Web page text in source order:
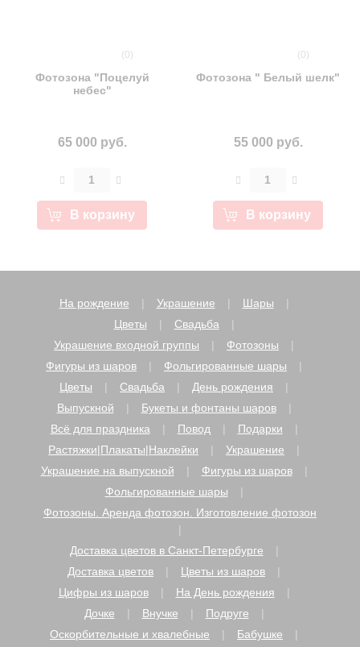
(0)
Фотозона "Поцелуй
небес"
65 000 руб.
В корзину
(0)
Фотозона " Белый шелк"
55 000 руб.
В корзину
На рождение Украшение
Шары
Цветы
Свадьба
Украшение входной группы
Фотозоны
Фигуры из шаров
Фольгированные шары
Цветы
Свадьба
День рождения
Выпускной
Букеты и фонтаны шаров
Всё для праздника
Повод
Подарки
Растяжки|Плакаты|Наклейки
Украшение
Украшение на выпускной
Фигуры из шаров
Фольгированные шары
Фотозоны. Аренда фотозон. Изготовление фотозон
Доставка цветов в Санкт-Петербурге
Доставка цветов
Цветы из шаров
Цифры из шаров
На День рождения
Дочке
Внучке
Подруге
Оскорбительные и хвалебные
Бабушке